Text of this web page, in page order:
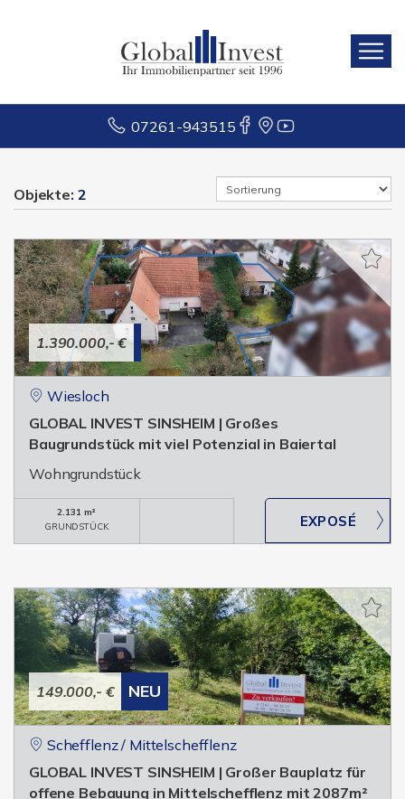
07261-943515
Objekte: 2
1.390.000,- €
Wiesloch
GLOBAL INVEST SINSHEIM | Großes
Baugrundstück mit viel Potenzial in Baiertal
Wohngrundstück
2.131 m²
GRUNDSTÜCK
149.000,- € NEU
Schefflenz / Mittelschefflenz
GLOBAL INVEST SINSHEIM | Großer Bauplatz für
offene Bebauung in Mittelschefflenz mit 2087m²